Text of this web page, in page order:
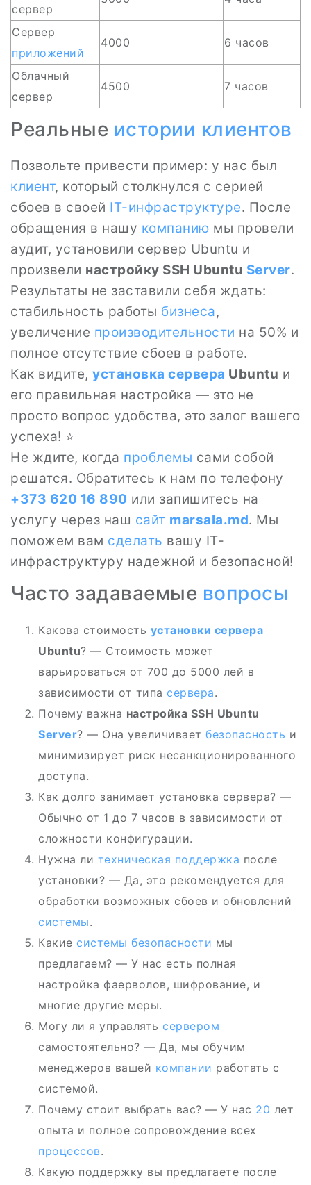
сервер
Сервер
приложений
4000 6 часов
Облачный
сервер
4500 7 часов
Реальные истории клиентов
Позвольте привести пример: у нас был
клиент, который столкнулся с серией
сбоев в своей IT-инфраструктуре. После
обращения в нашу компанию мы провели
аудит, установили сервер Ubuntu и
произвели настройку SSH Ubuntu Server.
Результаты не заставили себя ждать:
стабильность работы бизнеса,
увеличение производительности на 50% и
полное отсутствие сбоев в работе.
Как видите, установка сервера Ubuntu и
его правильная настройка — это не
просто вопрос удобства, это залог вашего
успеха! ⭐
Не ждите, когда проблемы сами собой
решатся. Обратитесь к нам по телефону
+373 620 16 890 или запишитесь на
услугу через наш сайт marsala.md. Мы
поможем вам сделать вашу IT-
инфраструктуру надежной и безопасной!
Часто задаваемые вопросы
Какова стоимость установки сервера
Ubuntu? — Стоимость может
варьироваться от 700 до 5000 лей в
зависимости от типа сервера.
Почему важна настройка SSH Ubuntu
Server? — Она увеличивает безопасность и
минимизирует риск несанкционированного
доступа.
Как долго занимает установка сервера? —
Обычно от 1 до 7 часов в зависимости от
сложности конфигурации.
Нужна ли техническая поддержка после
установки? — Да, это рекомендуется для
обработки возможных сбоев и обновлений
системы.
Какие системы безопасности мы
предлагаем? — У нас есть полная
настройка фаерволов, шифрование, и
многие другие меры.
Могу ли я управлять сервером
самостоятельно? — Да, мы обучим
менеджеров вашей компании работать с
системой.
Почему стоит выбрать вас? — У нас 20 лет
опыта и полное сопровождение всех
процессов.
Какую поддержку вы предлагаете после